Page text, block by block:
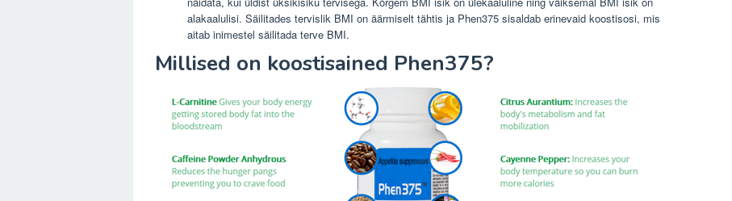
alakaalulisi. Säilitades tervislik BMI on äärmiselt tähtis ja Phen375 sisaldab erinevaid koostisosi, mis
aitab inimestel säilitada terve BMI.
Millised on koostisained Phen375?